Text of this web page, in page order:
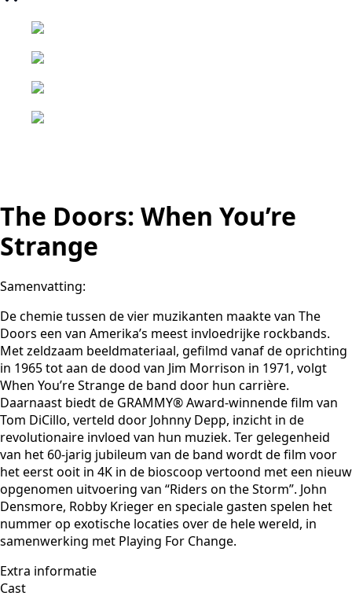
The Doors: When You’re
Strange
Samenvatting:
De chemie tussen de vier muzikanten maakte van The
Doors een van Amerika’s meest invloedrijke rockbands.
Met zeldzaam beeldmateriaal, gefilmd vanaf de oprichting
in 1965 tot aan de dood van Jim Morrison in 1971, volgt
When You’re Strange de band door hun carrière.
Daarnaast biedt de GRAMMY® Award-winnende film van
Tom DiCillo, verteld door Johnny Depp, inzicht in de
revolutionaire invloed van hun muziek. Ter gelegenheid
van het 60-jarig jubileum van de band wordt de film voor
het eerst ooit in 4K in de bioscoop vertoond met een nieuw
opgenomen uitvoering van “Riders on the Storm”. John
Densmore, Robby Krieger en speciale gasten spelen het
nummer op exotische locaties over de hele wereld, in
samenwerking met Playing For Change.
Extra informatie
Cast